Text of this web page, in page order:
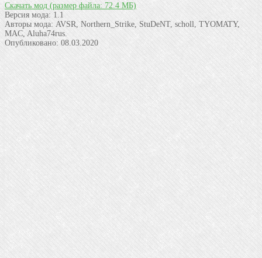
Скачать мод (размер файла: 72.4 МБ)
Версия мода: 1.1
Авторы мода: AVSR, Northern_Strike, StuDeNT, scholl, TYOMATY,
MAC, Aluha74rus.
Опубликовано: 08.03.2020